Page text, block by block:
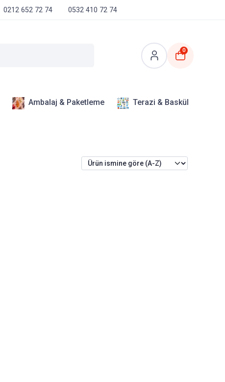
0212 652 72 74 0532 410 72 74
0
Ambalaj & Paketleme Terazi & Baskül